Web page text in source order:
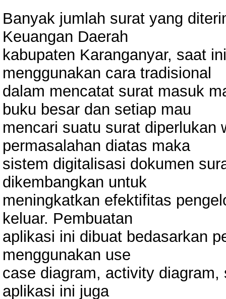
Banyak jumlah surat yang
Keuangan Daerah
kabupaten Karanganyar, saat
menggunakan cara tradisional
dalam mencatat surat masuk
buku besar dan setiap mau
mencari suatu surat diperlukan
permasalahan diatas maka
sistem digitalisasi dokumen
dikembangkan untuk
meningkatkan efektifitas
keluar. Pembuatan
aplikasi ini dibuat bedasarkan
menggunakan use
case diagram, activity
aplikasi ini juga